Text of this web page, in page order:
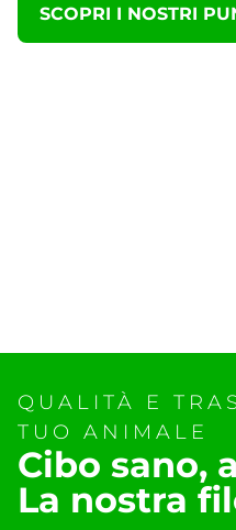
SCOPRI I NOSTRI
QUALITÀ E
TUO ANIMALE
Cibo sano,
La nostra